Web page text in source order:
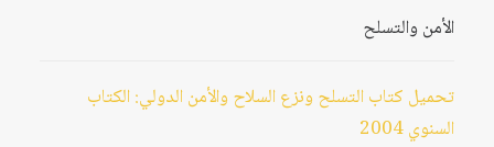
الأمن والتسلح
تحميل كتاب التسلح ونزع السلاح والأمن الدولي: الكتاب
السنوي 2004